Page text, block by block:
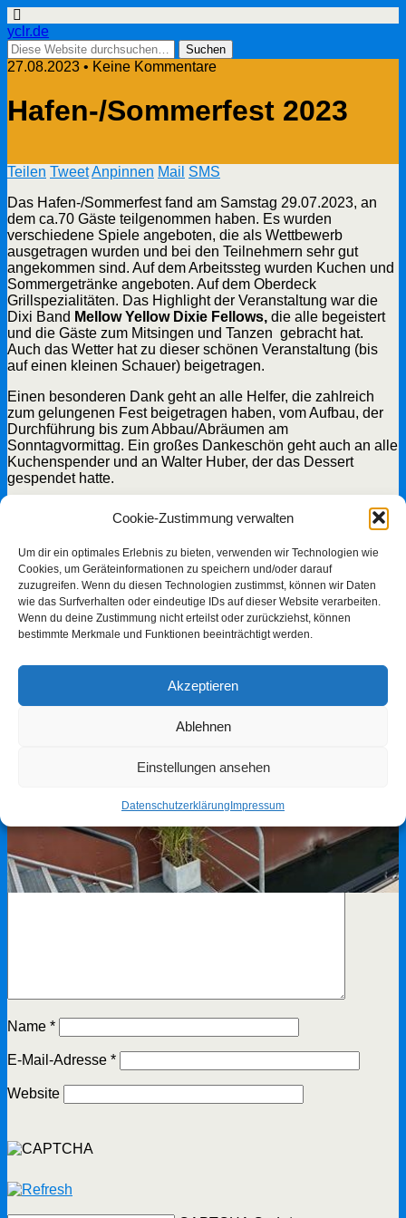
Cookie-Zustimmung verwalten
Um dir ein optimales Erlebnis zu bieten, verwenden wir Technologien wie
Cookies, um Geräteinformationen zu speichern und/oder darauf
zuzugreifen. Wenn du diesen Technologien zustimmst, können wir Daten
wie das Surfverhalten oder eindeutige IDs auf dieser Website verarbeiten.
Wenn du deine Zustimmung nicht erteilst oder zurückziehst, können
bestimmte Merkmale und Funktionen beeinträchtigt werden.
Akzeptieren
Ablehnen
Einstellungen ansehen
Datenschutzerklärung Impressum
yclr.de
27.08.2023 • Keine Kommentare
Hafen-/Sommerfest 2023
Teilen TweetAnpinnen Mail SMS
Das Hafen-/Sommerfest fand am Samstag 29.07.2023, an
dem ca.70 Gäste teilgenommen haben. Es wurden
verschiedene Spiele angeboten, die als Wettbewerb
ausgetragen wurden und bei den Teilnehmern sehr gut
angekommen sind. Auf dem Arbeitssteg wurden Kuchen und
Sommergetränke angeboten. Auf dem Oberdeck
Grillspezialitäten. Das Highlight der Veranstaltung war die
Dixi Band Mellow Yellow Dixie Fellows, die alle begeistert
und die Gäste zum Mitsingen und Tanzen gebracht hat.
Auch das Wetter hat zu dieser schönen Veranstaltung (bis
auf einen kleinen Schauer) beigetragen.
Einen besonderen Dank geht an alle Helfer, die zahlreich
zum gelungenen Fest beigetragen haben, vom Aufbau, der
Durchführung bis zum Abbau/Abräumen am
Sonntagvormittag. Ein großes Dankeschön geht auch an alle
Kuchenspender und an Walter Huber, der das Dessert
gespendet hatte.
Video
Arbeitseinsatz
Deine E-Mail-Adresse wird nicht veröffentlicht. Erforderliche
Felder sind mit*markiert
Kommentar*
Name *
E-Mail-Adresse *
Website